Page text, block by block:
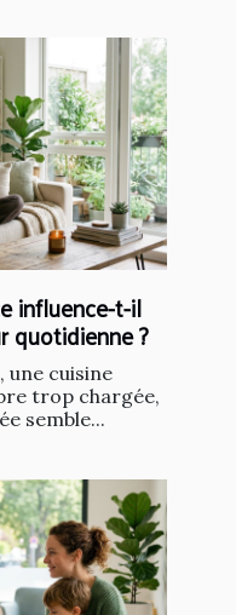
influence-t-il
quotidienne ?
une cuisine
trop chargée,
semble...